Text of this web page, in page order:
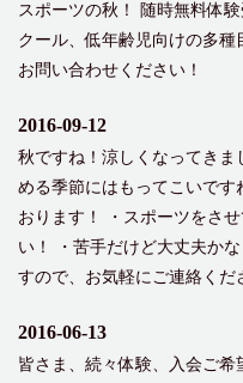
スポーツの秋！ 随時無料体
クール、低年齢児向けの多
お問い合わせください！
2016-09-12
秋ですね！涼しくなってき
める季節にはもってこいで
おります！ ・スポーツをさ
い！ ・苦手だけど大丈夫か
すので、お気軽にご連絡くだ
2016-06-13
皆さま、続々体験、入会ご希